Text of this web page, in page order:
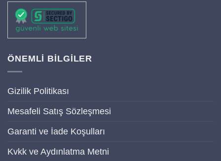
ÖNEMLİ BİLGİLER
Gizilik Politikası
Mesafeli Satış Sözleşmesi
Garanti ve İade Koşulları
Kvkk ve Aydınlatma Metni